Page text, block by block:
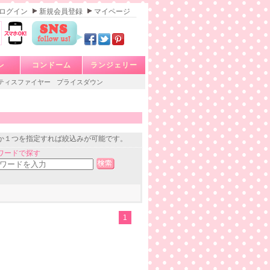
グイン 新規会員登録 マイページ
コンドーム ランジェリー
ィスファイヤー プライスダウン
つを指定すれば絞込みが可能です。
ードで探す
1